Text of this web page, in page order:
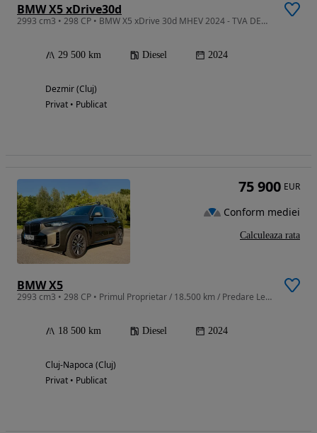
BMW X5 xDrive30d
2993 cm3 • 298 CP • BMW X5 xDrive 30d MHEV 2024 - TVA DEDUCTIBIL
29 500 km Diesel 2024
Dezmir (Cluj)
Privat • Publicat
BMW X5
2993 cm3 • 298 CP • Primul Proprietar / 18.500 km / Predare Leasing / Stare Excelentă
18 500 km Diesel 2024
Cluj-Napoca (Cluj)
Privat • Publicat
75 900 EUR
Conform mediei
Calculeaza rata